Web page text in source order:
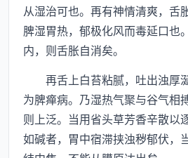
从湿治可也。再有神情清爽，舌
脾湿胃热，郁极化风而毒延口也
内，则舌胀自消矣。
再舌上白苔粘腻，吐出浊厚涎
为脾瘅病。乃湿热气聚与谷气相
则上泛。当用省头草芳香辛散以
如碱者，胃中宿滞挟浊秽郁伏，